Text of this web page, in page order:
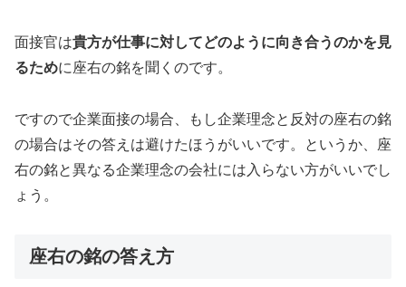
面接官は貴方が仕事に対してどのように向き合うのかを見
るために座右の銘を聞くのです。
ですので企業面接の場合、もし企業理念と反対の座右の銘
の場合はその答えは避けたほうがいいです。というか、座
右の銘と異なる企業理念の会社には入らない方がいいでし
ょう。
座右の銘の答え方